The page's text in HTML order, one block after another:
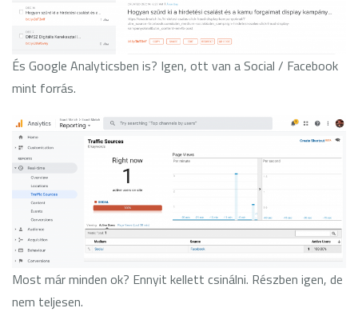
És Google Analyticsben is? Igen, ott van a Social / Facebook
mint forrás.
Most már minden ok? Ennyit kellett csinálni. Részben igen, de
nem teljesen.